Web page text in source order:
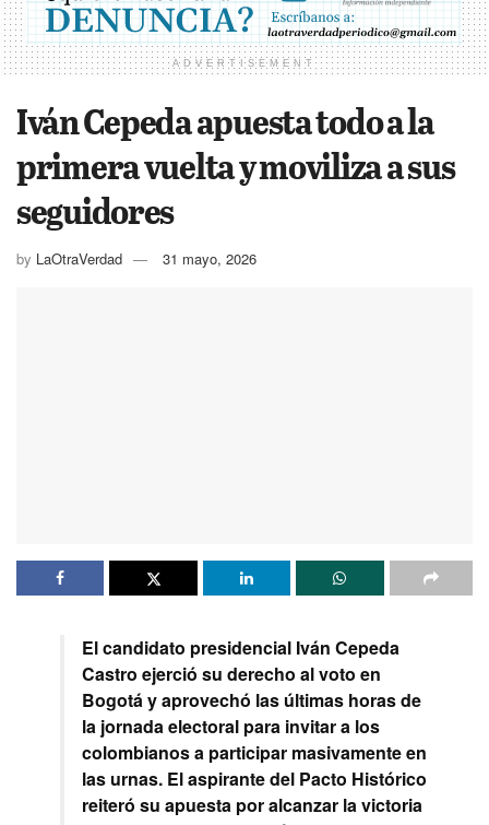
ADVERTISEMENT
Iván Cepeda apuesta todo a la
primera vuelta y moviliza a sus
seguidores
by LaOtraVerdad 31 mayo, 2026
El candidato presidencial Iván Cepeda
Castro ejerció su derecho al voto en
Bogotá y aprovechó las últimas horas de
la jornada electoral para invitar a los
colombianos a participar masivamente en
las urnas. El aspirante del Pacto Histórico
reiteró su apuesta por alcanzar la victoria